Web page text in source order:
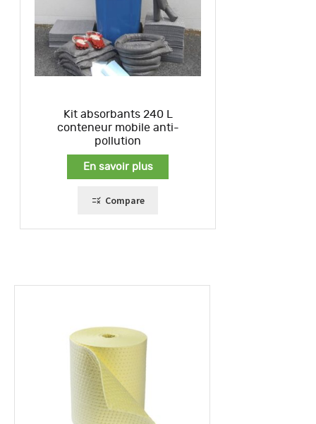
Kit absorbants 240 L
conteneur mobile anti-
pollution
En savoir plus
Compare